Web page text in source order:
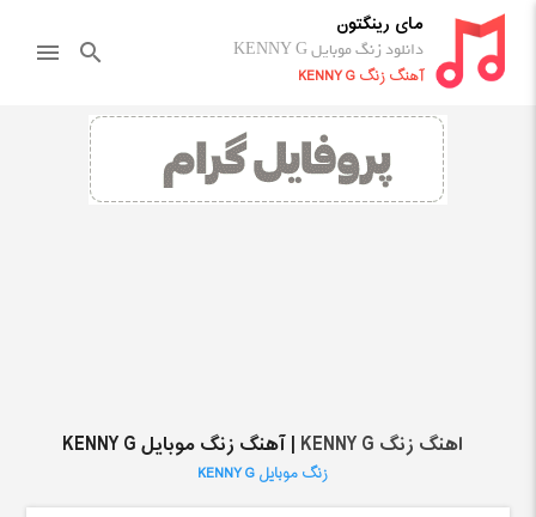
مای رینگتون
دانلود زنگ موبایل KENNY G
آهنگ زنگ KENNY G
search
menu
اهنگ زنگ KENNY G | آهنگ زنگ موبایل KENNY G
زنگ موبایل KENNY G